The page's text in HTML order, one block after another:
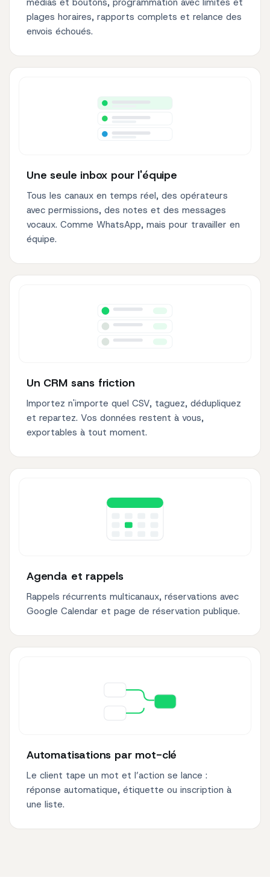
médias et boutons, programmation avec limites et
plages horaires, rapports complets et relance des
envois échoués.
Une seule inbox pour l'équipe
Tous les canaux en temps réel, des opérateurs
avec permissions, des notes et des messages
vocaux. Comme WhatsApp, mais pour travailler en
équipe.
Un CRM sans friction
Importez n'importe quel CSV, taguez, dédupliquez
et repartez. Vos données restent à vous,
exportables à tout moment.
Agenda et rappels
Rappels récurrents multicanaux, réservations avec
Google Calendar et page de réservation publique.
Automatisations par mot-clé
Le client tape un mot et l’action se lance :
réponse automatique, étiquette ou inscription à
une liste.